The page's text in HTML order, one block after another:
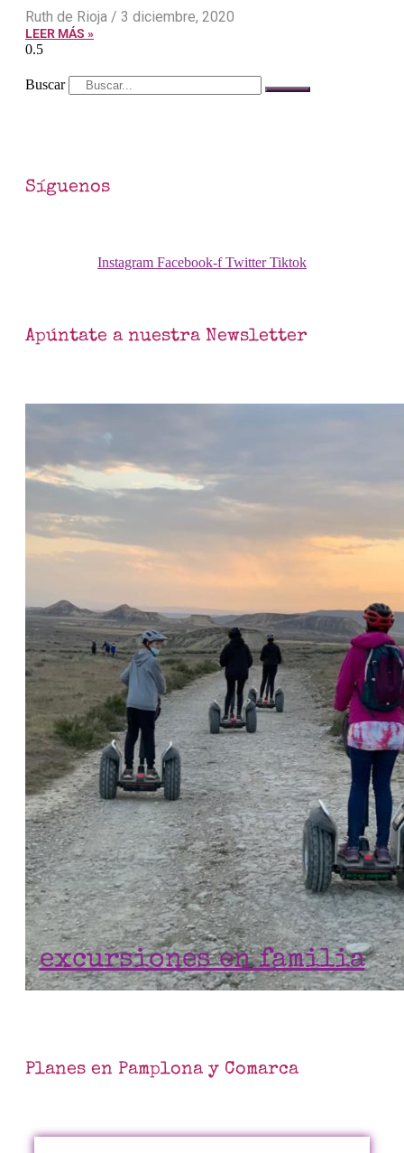
Ruth de Rioja 3 diciembre, 2020
LEER MÁS »
Buscar
Síguenos
Instagram Facebook-f Twitter Tiktok
Apúntate a nuestra Newsletter
excursiones en familia
Planes en Pamplona y Comarca